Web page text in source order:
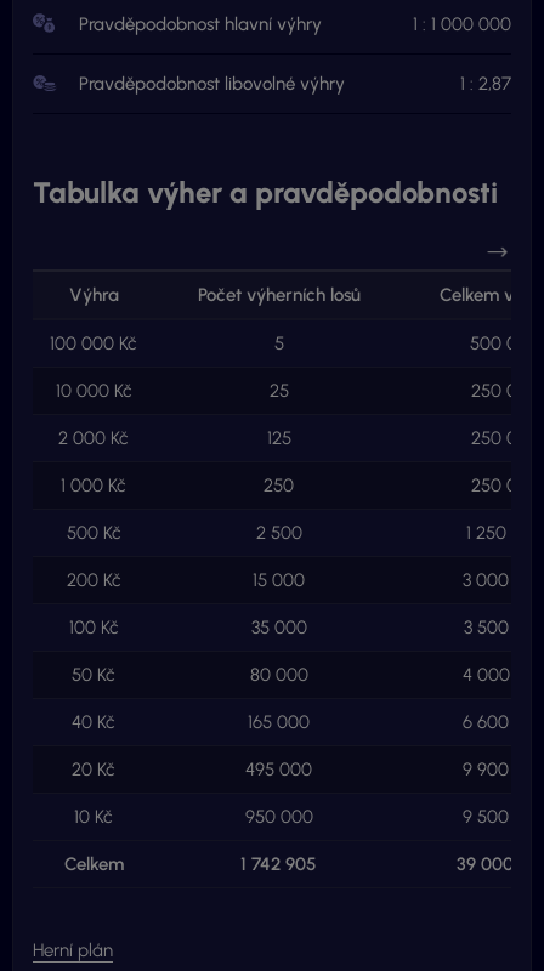
Pravděpodobnost hlavní výhry 1 : 1 000 000
Pravděpodobnost libovolné výhry 1 : 2,87
Tabulka výher a pravděpodobnosti
Výhra Počet výherních losů Celkem ve
Celkem 1 742 905 39 000
100 000 Kč 5 500 000
10 000 Kč 25 250 000
2 000 Kč 125 250 000
1 000 Kč 250 250 000
500 Kč 2 500 1 250
200 Kč 15 000 3 000
100 Kč 35 000 3 500
50 Kč 80 000 4 000
40 Kč 165 000 6 600
20 Kč 495 000 9 900
10 Kč 950 000 9 500
Herní plán